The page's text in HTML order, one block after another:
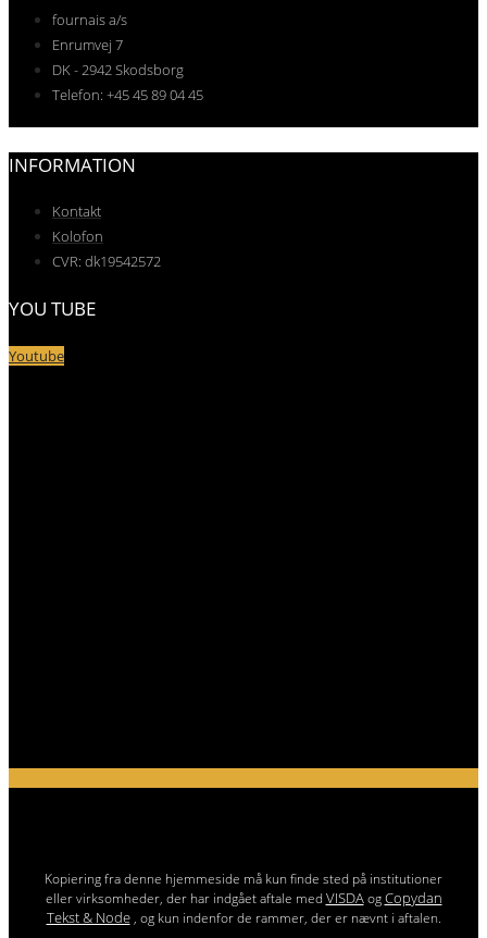
fournais a/s
Enrumvej 7
DK - 2942 Skodsborg
Telefon: +45 45 89 04 45
INFORMATION
Kontakt
Kolofon
CVR: dk19542572
YOU TUBE
Youtube
Kopiering fra denne hjemmeside må kun finde sted på institutioner
eller virksomheder, der har indgået aftale med VISDAogCopydan
Tekst & Node, og kun indenfor de rammer, der er nævnt i aftalen.